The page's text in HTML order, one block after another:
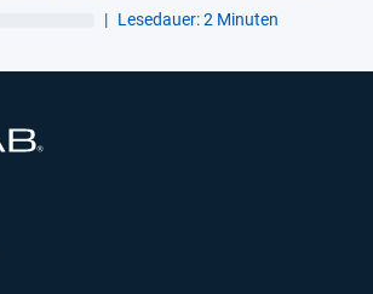
Flotten auf Resilienz-Kurs
| Lesedauer: 2 Minuten